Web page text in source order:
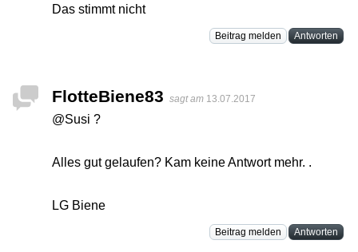
Das stimmt nicht
Beitrag melden Antworten
FlotteBiene83 sagt am 13.07.2017
@Susi ?
Alles gut gelaufen? Kam keine Antwort mehr. .
LG Biene
Beitrag melden Antworten